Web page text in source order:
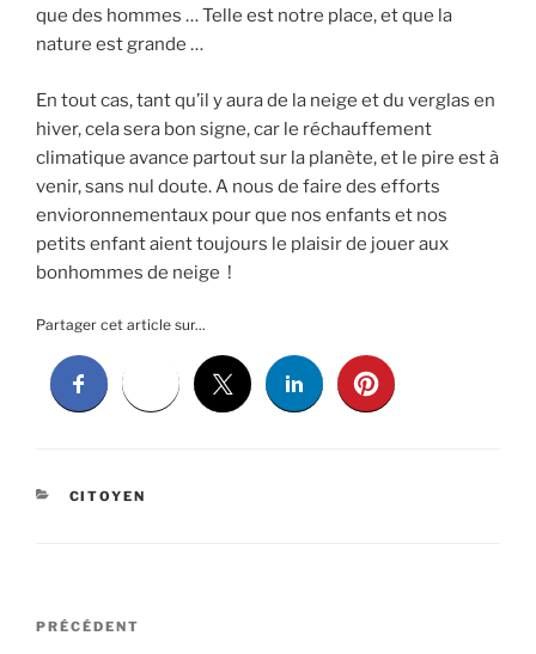
que des hommes … Telle est notre place, et que la
nature est grande …
En tout cas, tant qu’il y aura de la neige et du verglas en
hiver, cela sera bon signe, car le réchauffement
climatique avance partout sur la planète, et le pire est à
venir, sans nul doute. A nous de faire des efforts
envioronnementaux pour que nos enfants et nos
petits enfant aient toujours le plaisir de jouer aux
bonhommes de neige !
Partager cet article sur...
CATÉGORIES
CITOYEN
Navigation
Article
PRÉCÉDENT